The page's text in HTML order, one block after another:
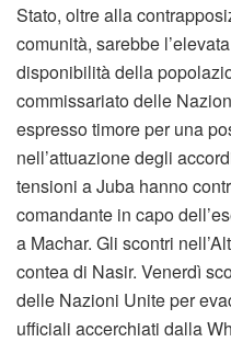
Stato, oltre alla
comunità, sarebbe
disponibilità della
commissariato delle
espresso timore per una
nell’attuazione degli
tensioni a Juba hanno
comandante in capo
a Machar. Gli scontri
contea di Nasir. Venerdì
delle Nazioni Unite per
ufficiali accerchiati dalla